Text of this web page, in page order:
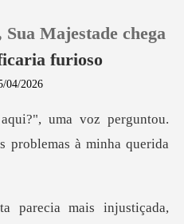
0
Majestade chega
furioso
04/2026
oz perguntou.